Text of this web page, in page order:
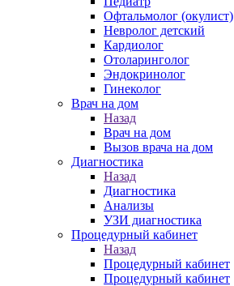
Офтальмолог (окулист)
Невролог детский
Кардиолог
Отоларинголог
Эндокринолог
Гинеколог
Врач на дом
Назад
Врач на дом
Вызов врача на дом
Диагностика
Назад
Диагностика
Анализы
УЗИ диагностика
Процедурный кабинет
Назад
Процедурный кабинет
Процедурный кабинет